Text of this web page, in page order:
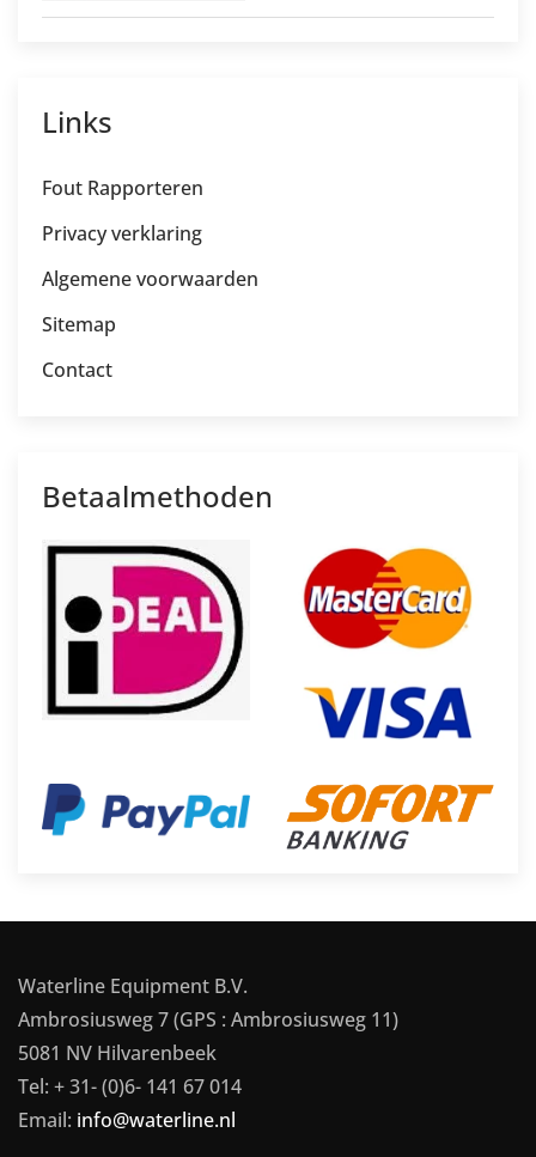
Links
Fout Rapporteren
Privacy verklaring
Algemene voorwaarden
Sitemap
Contact
Betaalmethoden
Waterline Equipment B.V.
Ambrosiusweg 7 (GPS : Ambrosiusweg 11)
5081 NV Hilvarenbeek
Tel: + 31- (0)6- 141 67 014
Email: info@waterline.nl